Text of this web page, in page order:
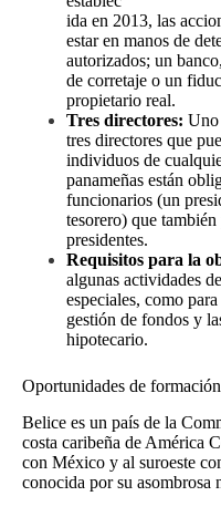
ida en 2013, las
estar en manos de
autorizados; un
de corretaje o un
propietario real.
Tres directores: Uno
tres directores que
individuos de
panameñas están
funcionarios (un
tesorero) que
presidentes.
Requisitos para la
algunas actividades
especiales, como
gestión de fondos y
hipotecario.
Oportunidades de
Belice es un país de la
costa caribeña de América
con México y al suroeste
conocida por su asombrosa